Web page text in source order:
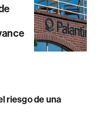
riesgo de una